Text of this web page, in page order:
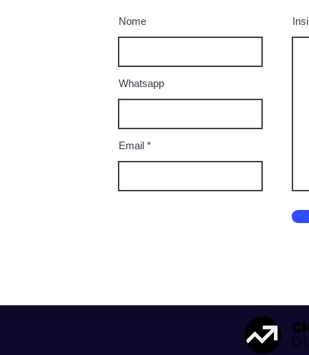
Nome
Whatsapp
Email